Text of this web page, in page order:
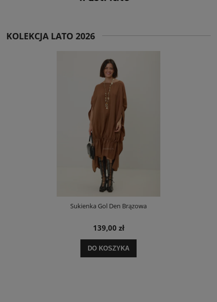
KOLEKCJA LATO 2026
Sukienka Gol Den Brązowa
139,00 zł
DO KOSZYKA